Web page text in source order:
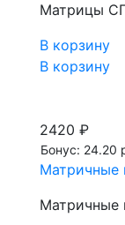
Матрицы
В корзину
В корзину
2420 ₽
Бонус: 24.20
Матричные
Матричные